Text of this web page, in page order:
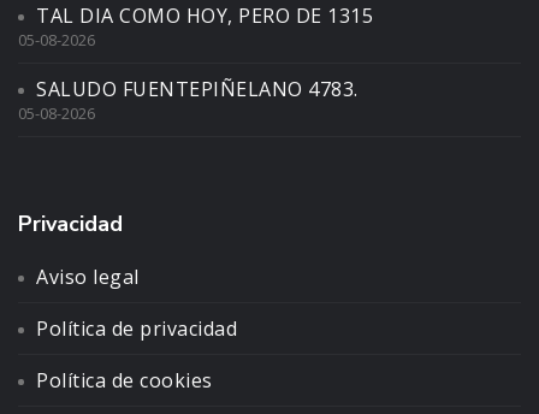
TAL DIA COMO HOY, PERO DE 1315
05-08-2026
SALUDO FUENTEPIÑELANO 4783.
05-08-2026
Privacidad
Aviso legal
Política de privacidad
Política de cookies